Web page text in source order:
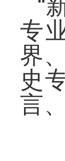
“
专
界
史
言